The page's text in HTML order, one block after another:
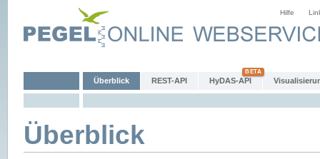
Hilfe
Überblick REST-API HyDAS-API
Überblick